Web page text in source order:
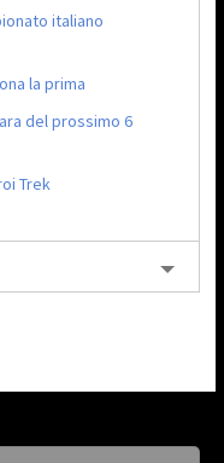
italiano
la prima
del prossimo 6
Trek